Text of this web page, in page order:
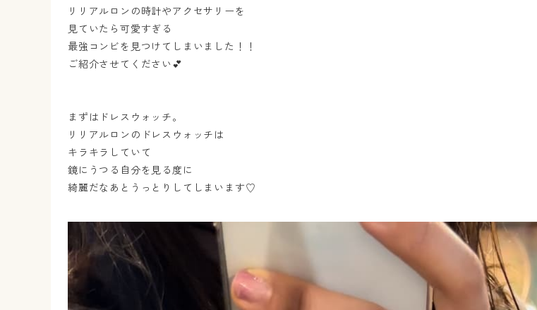
リリアルロンの時計やアクセサリーを
見ていたら可愛すぎる
最強コンビを見つけてしまいました！！
ご紹介させてください💕
まずはドレスウォッチ。
リリアルロンのドレスウォッチは
キラキラしていて
鏡にうつる自分を見る度に
綺麗だなあとうっとりしてしまいます♡